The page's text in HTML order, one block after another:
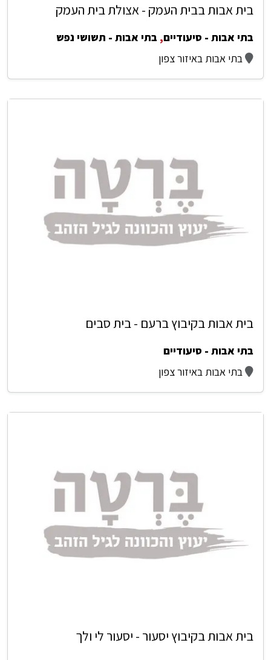
בית אבות בבית העמק - אצולת בית העמק
בתי אבות - סיעודיים, בתי אבות - תשושי נפש
בתי אבות באיזור צפון
בית אבות בקיבוץ ברעם - בית סבים
בתי אבות - סיעודיים
בתי אבות באיזור צפון
בית אבות בקיבוץ יסעור - יסעור לי ולך